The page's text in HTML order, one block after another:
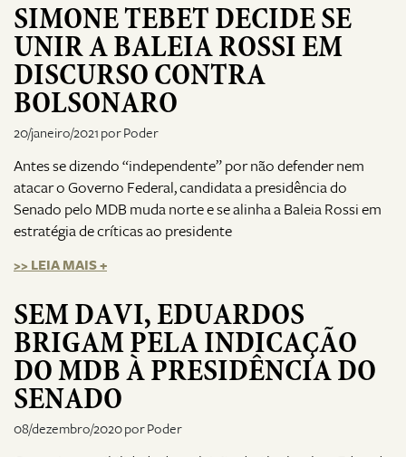
SIMONE TEBET DECIDE SE
UNIR A BALEIA ROSSI EM
DISCURSO CONTRA
BOLSONARO
20/janeiro/2021 por Poder
Antes se dizendo “independente” por não defender nem
atacar o Governo Federal, candidata a presidência do
Senado pelo MDB muda norte e se alinha a Baleia Rossi em
estratégia de críticas ao presidente
>> LEIA MAIS +
SEM DAVI, EDUARDOS
BRIGAM PELA INDICAÇÃO
DO MDB À PRESIDÊNCIA DO
SENADO
08/dezembro/2020 por Poder